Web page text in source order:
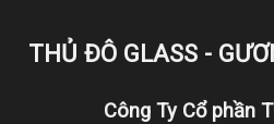
THỦ ĐÔ GLASS -
Công Ty Cổ phần